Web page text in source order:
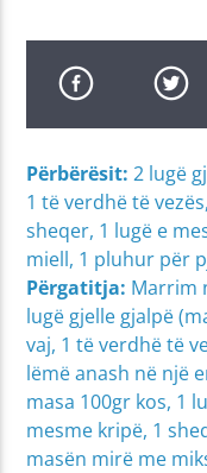
Përbërësit: 2 lugë
1 të verdhë të
sheqer, 1 lugë e
miell, 1 pluhur për
Përgatitja: Marrim
lugë gjelle gjalpë
vaj, 1 të verdhë të
lëmë anash në një
masa 100gr kos, 1
mesme kripë, 1
masën mirë me